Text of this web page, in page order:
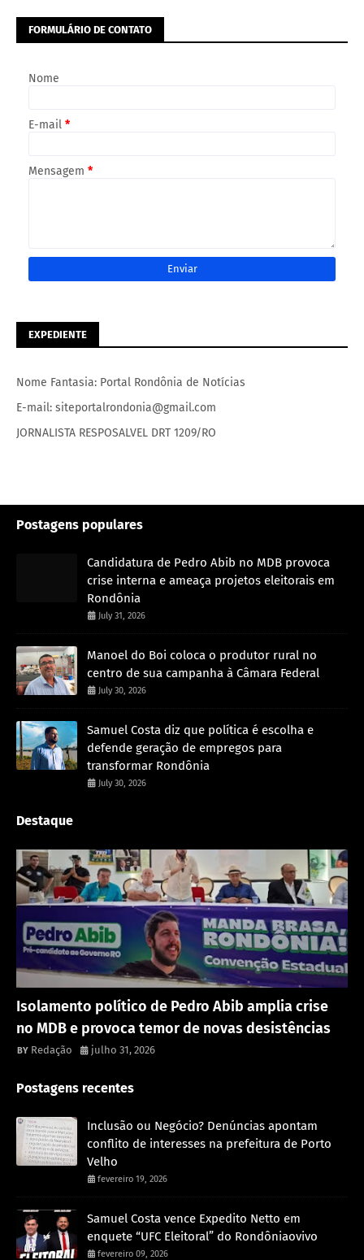
FORMULÁRIO DE CONTATO
Nome
E-mail *
Mensagem *
EXPEDIENTE
Nome Fantasia: Portal Rondônia de Notícias
E-mail: siteportalrondonia@gmail.com
JORNALISTA RESPOSALVEL DRT 1209/RO
Postagens populares
Candidatura de Pedro Abib no MDB provoca
crise interna e ameaça projetos eleitorais em
Rondônia
July 31, 2026
Manoel do Boi coloca o produtor rural no
centro de sua campanha à Câmara Federal
July 30, 2026
Samuel Costa diz que política é escolha e
defende geração de empregos para
transformar Rondônia
July 30, 2026
Destaque
Isolamento político de Pedro Abib amplia crise
no MDB e provoca temor de novas desistências
Redação julho 31, 2026
Postagens recentes
Inclusão ou Negócio? Denúncias apontam
conflito de interesses na prefeitura de Porto
Velho
fevereiro 19, 2026
Samuel Costa vence Expedito Netto em
enquete “UFC Eleitoral” do Rondôniaovivo
fevereiro 09, 2026